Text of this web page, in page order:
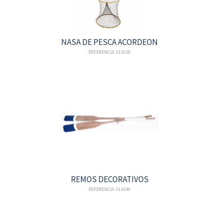
NASA DE PESCA ACORDEON
REFERENCIA: 311039
REMOS DECORATIVOS
REFERENCIA: 311040